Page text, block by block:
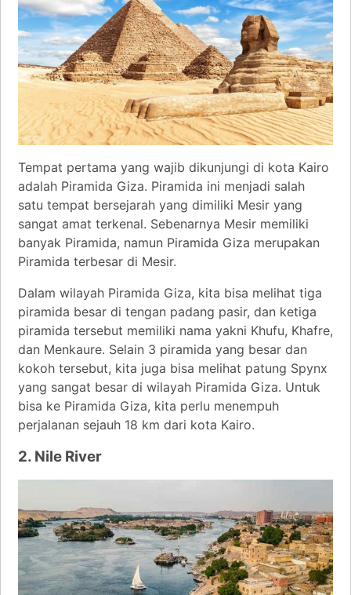
Tempat pertama yang wajib dikunjungi di kota Kairo
adalah Piramida Giza. Piramida ini menjadi salah
satu tempat bersejarah yang dimiliki Mesir yang
sangat amat terkenal. Sebenarnya Mesir memiliki
banyak Piramida, namun Piramida Giza merupakan
Piramida terbesar di Mesir.
Dalam wilayah Piramida Giza, kita bisa melihat tiga
piramida besar di tengan padang pasir, dan ketiga
piramida tersebut memiliki nama yakni Khufu, Khafre,
dan Menkaure. Selain 3 piramida yang besar dan
kokoh tersebut, kita juga bisa melihat patung Spynx
yang sangat besar di wilayah Piramida Giza. Untuk
bisa ke Piramida Giza, kita perlu menempuh
perjalanan sejauh 18 km dari kota Kairo.
2. Nile River